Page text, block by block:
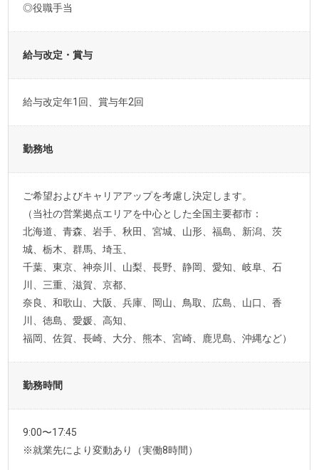
◎役職手当
給与改定・賞与
給与改定年1回、賞与年2回
勤務地
ご希望およびキャリアアップを考慮し決定します。
（当社の営業拠点エリアを中心とした全国主要都市：
北海道、青森、岩手、秋田、宮城、山形、福島、新潟、茨
城、栃木、群馬、埼玉、
千葉、東京、神奈川、山梨、長野、静岡、愛知、岐阜、石
川、三重、滋賀、京都、
奈良、和歌山、大阪、兵庫、岡山、鳥取、広島、山口、香
川、徳島、愛媛、高知、
福岡、佐賀、長崎、大分、熊本、宮崎、鹿児島、沖縄など）
勤務時間
9:00〜17:45
※就業先により変動あり（実働8時間）